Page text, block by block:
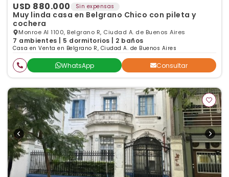
USD 880.000 Sin expensas
Muy linda casa en Belgrano Chico con pileta y
cochera
Monroe Al 1100, Belgrano R, Ciudad A. de Buenos Aires
7 ambientes | 5 dormitorios | 2 baños
Casa en Venta en Belgrano R, Ciudad A. de Buenos Aires
WhatsApp Consultar